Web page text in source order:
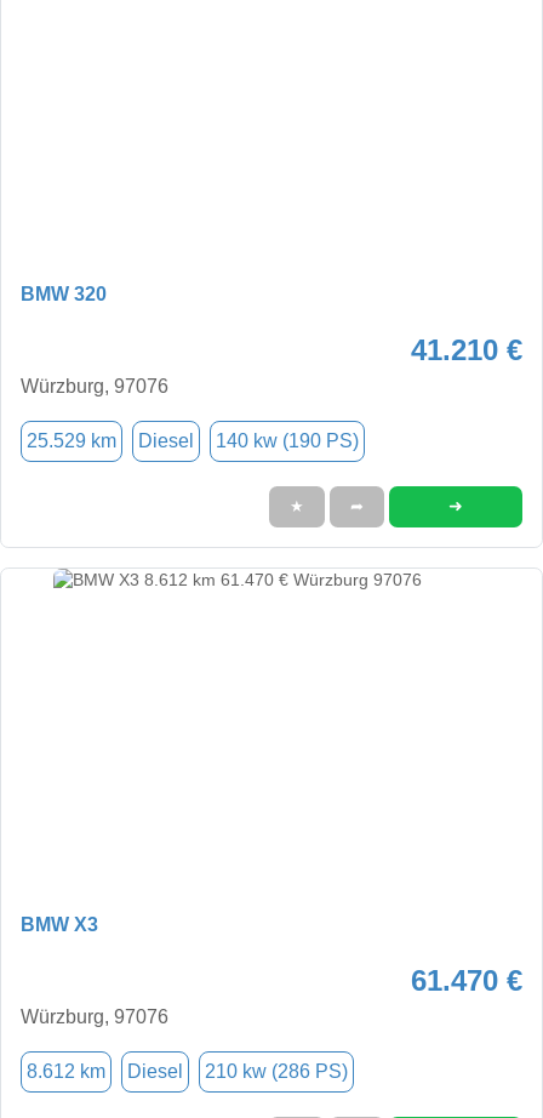
BMW 320
41.210 €
Würzburg, 97076
25.529 km Diesel 140 kw (190 PS)
★ ➦ ➜
BMW X3
61.470 €
Würzburg, 97076
8.612 km Diesel 210 kw (286 PS)